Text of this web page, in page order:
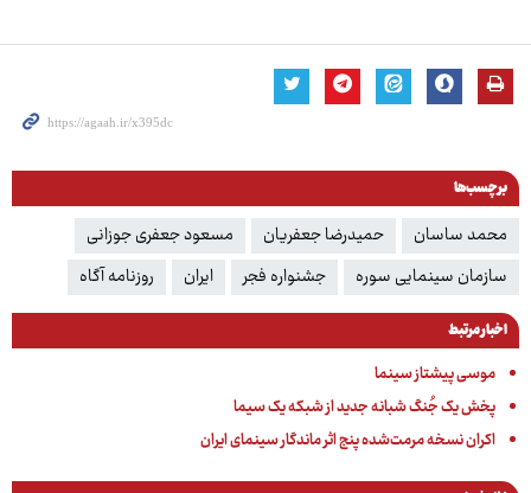
برچسب‌ها
محمد ساسان حمیدرضا جعفریان
مسعود جعفری جوزانی
سازمان سینمایی سوره
جشنواره فجر ایران روزنامه آگاه
اخبار مرتبط
موسی پیشتاز سینما
پخش یک جُنگ شبانه جدید از شبکه یک سیما
اکران نسخه مرمت‌شده پنج اثر ماندگار سینمای ایران